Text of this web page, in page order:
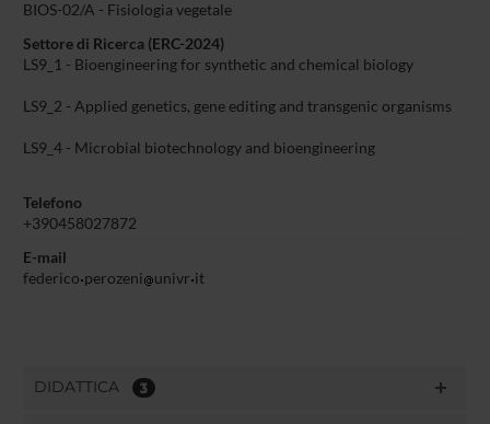
BIOS-02/A - Fisiologia vegetale
Settore di Ricerca (ERC-2024)
LS9_1 - Bioengineering for synthetic and chemical biology
LS9_2 - Applied genetics, gene editing and transgenic organisms
LS9_4 - Microbial biotechnology and bioengineering
Telefono
+390458027872
E-mail
federico perozeni univr it
DIDATTICA 3